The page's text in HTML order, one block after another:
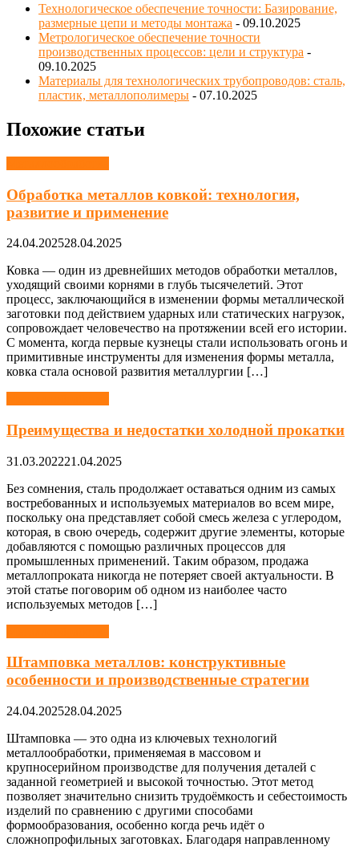
Технологическое обеспечение точности: Базирование,
размерные цепи и методы монтажа - 09.10.2025
Метрологическое обеспечение точности
производственных процессов: цели и структура -
09.10.2025
Материалы для технологических трубопроводов: сталь,
пластик, металлополимеры - 07.10.2025
Похожие статьи
Обработка металлов ковкой: технология,
развитие и применение
24.04.202528.04.2025
Ковка — один из древнейших методов обработки металлов,
уходящий своими корнями в глубь тысячелетий. Этот
процесс, заключающийся в изменении формы металлической
заготовки под действием ударных или статических нагрузок,
сопровождает человечество на протяжении всей его истории.
С момента, когда первые кузнецы стали использовать огонь и
примитивные инструменты для изменения формы металла,
ковка стала основой развития металлургии […]
Преимущества и недостатки холодной прокатки
31.03.202221.04.2025
Без сомнения, сталь продолжает оставаться одним из самых
востребованных и используемых материалов во всем мире,
поскольку она представляет собой смесь железа с углеродом,
которая, в свою очередь, содержит другие элементы, которые
добавляются с помощью различных процессов для
промышленных применений. Таким образом, продажа
металлопроката никогда не потеряет своей актуальности. В
этой статье поговорим об одном из наиболее часто
используемых методов […]
Штамповка металлов: конструктивные
особенности и производственные стратегии
24.04.202528.04.2025
Штамповка — это одна из ключевых технологий
металлообработки, применяемая в массовом и
крупносерийном производстве для получения деталей с
заданной геометрией и высокой точностью. Этот метод
позволяет значительно снизить трудоёмкость и себестоимость
изделий по сравнению с другими способами
формообразования, особенно когда речь идёт о
сложнопрофильных заготовках. Благодаря направленному